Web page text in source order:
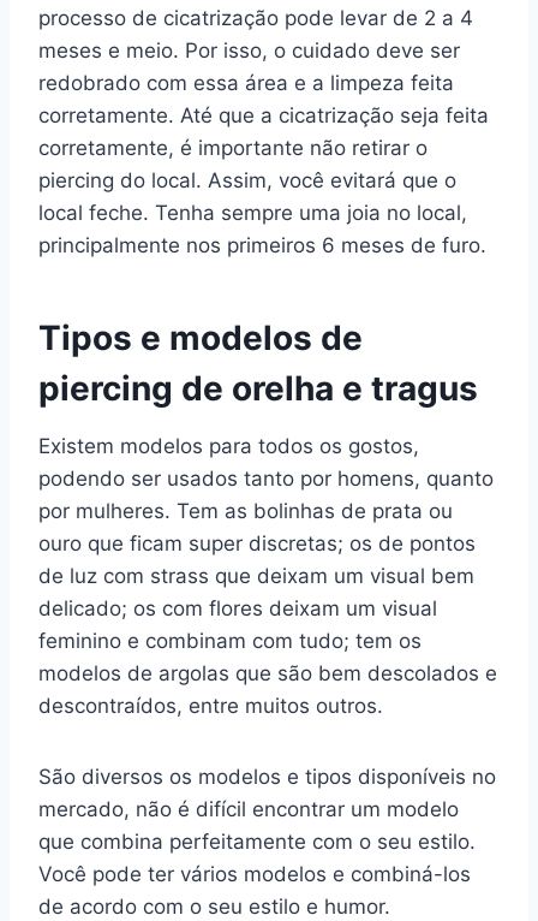
processo de cicatrização pode levar de 2 a 4
meses e meio. Por isso, o cuidado deve ser
redobrado com essa área e a limpeza feita
corretamente. Até que a cicatrização seja feita
corretamente, é importante não retirar o
piercing do local. Assim, você evitará que o
local feche. Tenha sempre uma joia no local,
principalmente nos primeiros 6 meses de furo.
Tipos e modelos de
piercing de orelha e tragus
Existem modelos para todos os gostos,
podendo ser usados tanto por homens, quanto
por mulheres. Tem as bolinhas de prata ou
ouro que ficam super discretas; os de pontos
de luz com strass que deixam um visual bem
delicado; os com flores deixam um visual
feminino e combinam com tudo; tem os
modelos de argolas que são bem descolados e
descontraídos, entre muitos outros.
São diversos os modelos e tipos disponíveis no
mercado, não é difícil encontrar um modelo
que combina perfeitamente com o seu estilo.
Você pode ter vários modelos e combiná-los
de acordo com o seu estilo e humor.